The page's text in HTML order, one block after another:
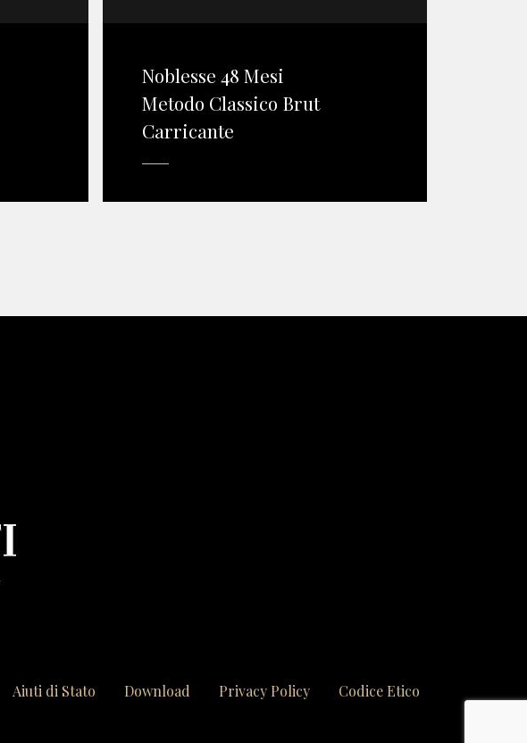
Noblesse 48 Mesi
Metodo Classico Brut
Carricante
Aiuti di Stato Download Privacy Policy Codice Etico